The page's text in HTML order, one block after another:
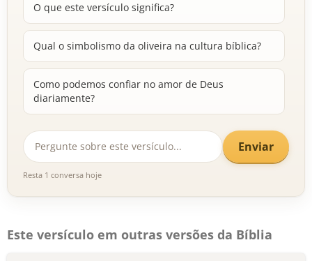
O que este versículo significa?
Qual o simbolismo da oliveira na cultura bíblica?
Como podemos confiar no amor de Deus
diariamente?
Enviar
Resta 1 conversa hoje
Este versículo em outras versões da Bíblia